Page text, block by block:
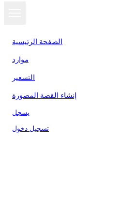
الصفحة الرئيسية
موارد
التسعير
إنشاء القصة المصورة
يسجل
تسجيل دخول
عرض كشرائح